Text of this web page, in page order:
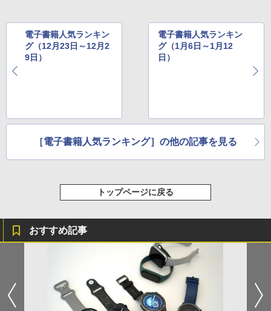
電子書籍人気ランキン
グ（12月23日～12月2
9日）
電子書籍人気ランキン
グ（1月6日～1月12
日）
［電子書籍人気ランキング］の他の記事を見る
トップページに戻る
おすすめ記事